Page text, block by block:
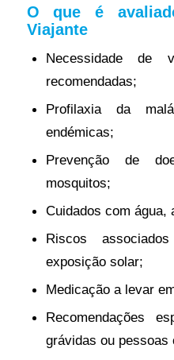
O que é
Viajante
Necessidade de
recomendadas;
Profilaxia da
endémicas;
Prevenção de
mosquitos;
Cuidados com água,
Riscos
exposição solar;
Medicação a levar
Recomendações
grávidas ou